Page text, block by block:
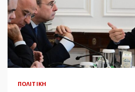
ΠΟΛΙΤΙΚΉ